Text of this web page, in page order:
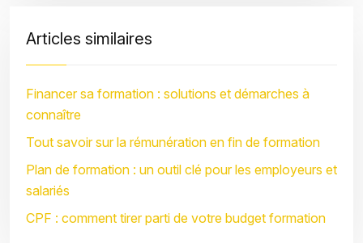
Articles similaires
Financer sa formation : solutions et démarches à
connaître
Tout savoir sur la rémunération en fin de formation
Plan de formation : un outil clé pour les employeurs et
salariés
CPF : comment tirer parti de votre budget formation